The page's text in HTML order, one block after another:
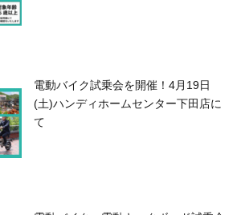
電動バイク試乗会を開催！4月19日
(土)ハンディホームセンター下田店に
て